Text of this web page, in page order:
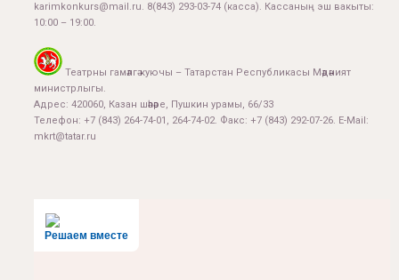
karimkonkurs@mail.ru. 8(843) 293-03-74 (касса). Кассаның эш вакыты:
10:00 – 19:00.
Театрны гамәлгә куючы – Татарстан Республикасы Мәдәният
министрлыгы.
Адрес: 420060, Казан шәһәре, Пушкин урамы, 66/33
Телефон: +7 (843) 264-74-01, 264-74-02. Факс: +7 (843) 292-07-26. E-Mail:
mkrt@tatar.ru
Решаем вместе